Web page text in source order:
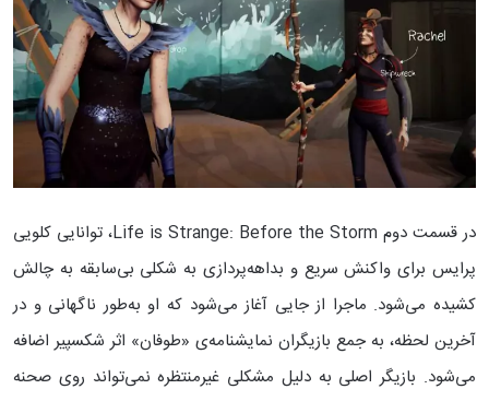
در قسمت دوم Life is Strange: Before the Storm، توانایی کلویی
پرایس برای واکنش سریع و بداهه‌پردازی به شکلی بی‌سابقه به چالش
کشیده می‌شود. ماجرا از جایی آغاز می‌شود که او به‌طور ناگهانی و در
آخرین لحظه، به جمع بازیگران نمایشنامه‌ی «طوفان» اثر شکسپیر اضافه
می‌شود. بازیگر اصلی به دلیل مشکلی غیرمنتظره نمی‌تواند روی صحنه